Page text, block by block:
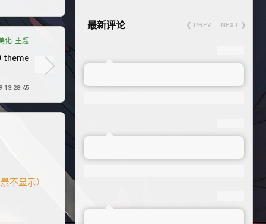
化 主题
theme
13:28:45
不显示）
最新评论 ❮ PREV NEXT ❯